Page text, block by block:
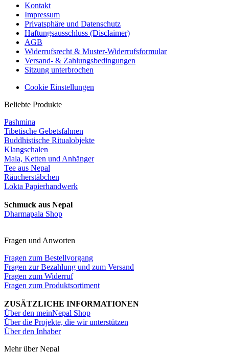
Kontakt
Impressum
Privatsphäre und Datenschutz
Haftungsausschluss (Disclaimer)
AGB
Widerrufsrecht & Muster-Widerrufsformular
Versand- & Zahlungsbedingungen
Sitzung unterbrochen
Cookie Einstellungen
Beliebte Produkte
Pashmina
Tibetische Gebetsfahnen
Buddhistische Ritualobjekte
Klangschalen
Mala, Ketten und Anhänger
Tee aus Nepal
Räucherstäbchen
Lokta Papierhandwerk
Schmuck aus Nepal
Dharmapala Shop
Fragen und Anworten
Fragen zum Bestellvorgang
Fragen zur Bezahlung und zum Versand
Fragen zum Widerruf
Fragen zum Produktsortiment
ZUSÄTZLICHE INFORMATIONEN
Über den meinNepal Shop
Über die Projekte, die wir unterstützen
Über den Inhaber
Mehr über Nepal